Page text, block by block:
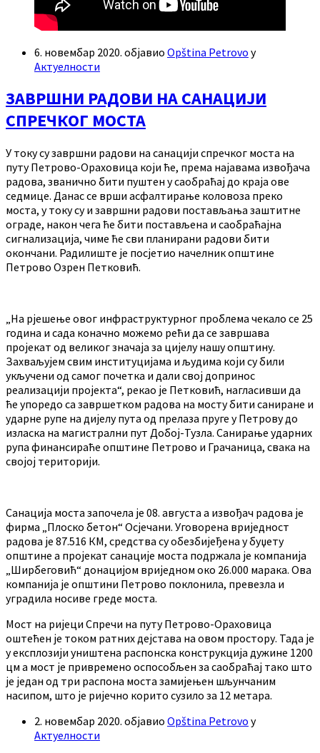
6. новембар 2020. објавио Opština Petrovo у
Актуелности
ЗАВРШНИ РАДОВИ НА САНАЦИЈИ
СПРЕЧКОГ МОСТА
У току су завршни радови на санацији спречког моста на
путу Петрово-Ораховица који ће, према најавама извођача
радова, званично бити пуштен у саобраћај до краја ове
седмице. Данас се врши асфалтирање коловоза преко
моста, у току су и завршни радови постављања заштитне
ограде, након чега ће бити постављена и саобраћајна
сигнализација, чиме ће сви планирани радови бити
окончани. Радилиште је посјетио начелник општине
Петрово Озрен Петковић.
„На рјешење овог инфраструктурног проблема чекало се 25
година и сада коначно можемо рећи да се завршава
пројекат од великог значаја за цијелу нашу општину.
Захваљујем свим институцијама и људима који су били
укључени од самог почетка и дали свој допринос
реализацији пројекта“, рекао је Петковић, нагласивши да
ће упоредо са завршетком радова на мосту бити саниране и
ударне рупе на дијелу пута од прелаза пруге у Петрову до
изласка на магистрални пут Добој-Тузла. Санирање ударних
рупа финансираће општине Петрово и Грачаница, свака на
својој територији.
Санација моста започела је 08. августа а извођач радова је
фирма „Плоско бетон“ Осјечани. Уговорена вриједност
радова је 87.516 КМ, средства су обезбијеђена у буџету
општине а пројекат санације моста подржала је компанија
„Ширбеговић“ донацијом вриједном око 26.000 марака. Ова
компанија је општини Петрово поклонила, превезла и
уградила носиве греде моста.
Мост на ријеци Спречи на путу Петрово-Ораховица
оштећен је током ратних дејстава на овом простору. Тада је
у експлозији уништена распонска конструкција дужине 1200
цм а мост је привремено оспособљен за саобраћај тако што
је један од три распона моста замијењен шљунчаним
насипом, што је ријечно корито сузило за 12 метара.
2. новембар 2020. објавио Opština Petrovo у
Актуелности